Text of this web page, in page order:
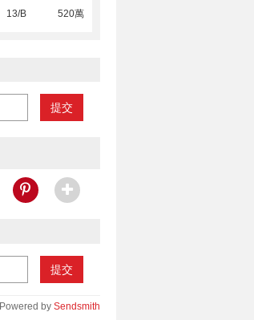
13/B 520萬
提交
提交
Powered by Sendsmith